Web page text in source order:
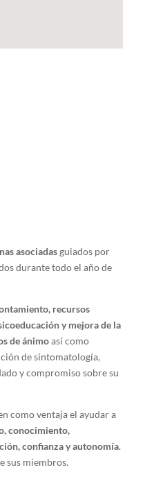
asociadasguiados por
durante todo el año de
recursos
y mejora de la
de ánimoasí como
de sintomatología,
y compromiso sobre su
como ventaja el ayudar a
conocimiento,
confianza y autonomía.
sus miembros.